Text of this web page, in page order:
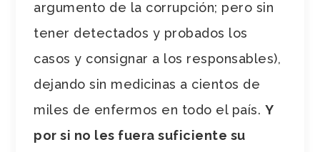
argumento de la corrupción; pero sin
tener detectados y probados los
casos y consignar a los responsables),
dejando sin medicinas a cientos de
miles de enfermos en todo el país. Y
por si no les fuera suficiente su